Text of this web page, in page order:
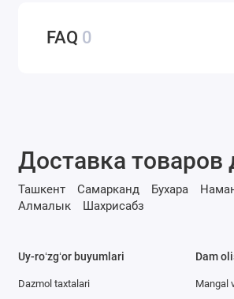
FAQ 0
Доставка товаров
Ташкент Самарканд Бухара
Алмалык
Шахрисабз
Uy-roʻzgʻor buyumlari
Dazmol taxtalari
Dam
Mangal